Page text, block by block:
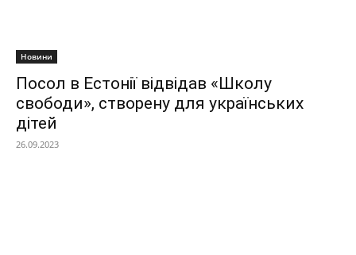
Новини
Посол в Естонії відвідав «Школу
свободи», створену для українських
дітей
26.09.2023